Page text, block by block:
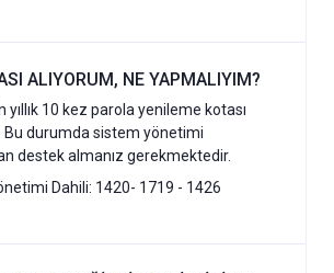
ALIYORUM, NE YAPMALIYIM?
yıllık 10 kez parola yenileme kotası
Bu durumda sistem yönetimi
destek almanız gerekmektedir.
Dahili: 1420- 1719 - 1426